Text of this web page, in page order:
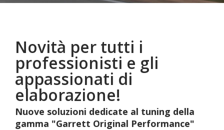
Novità per tutti i
professionisti e gli
appassionati di
elaborazione!
Nuove soluzioni dedicate al tuning della
gamma "Garrett Original Performance"